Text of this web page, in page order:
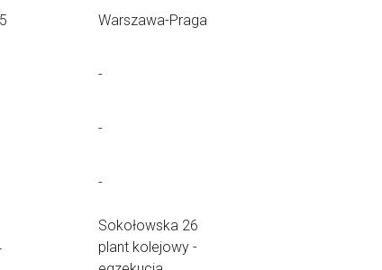
Warszawa-Praga
-
-
-
Sokołowska 26
plant kolejowy -